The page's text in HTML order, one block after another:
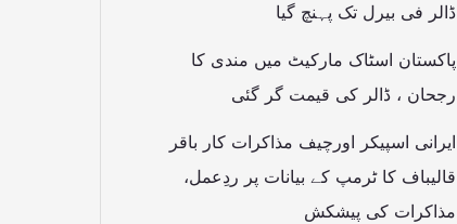
ڈالر فی بیرل تک پہنچ گیا
پاکستان اسٹاک مارکیٹ میں مندی کا
رجحان ، ڈالر کی قیمت گر گئی
ایرانی اسپیکر اورچیف مذاکرات کار باقر
قالیباف کا ٹرمپ کے بیانات پر ردِعمل،
مذاکرات کی پیشکش